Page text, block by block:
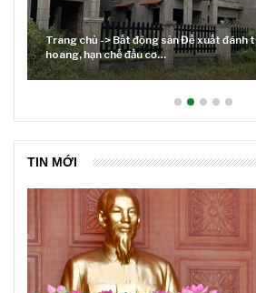
-> Bất động sản Đề xuất đánh thuế cao với đất bỏ
chế đầu cơ…
TIN MỚI